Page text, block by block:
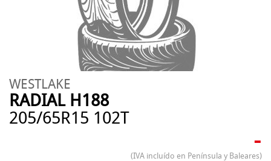
WESTLAKE
RADIAL H188
205/65R15 102T
-
(IVA incluído en Península y Baleares)